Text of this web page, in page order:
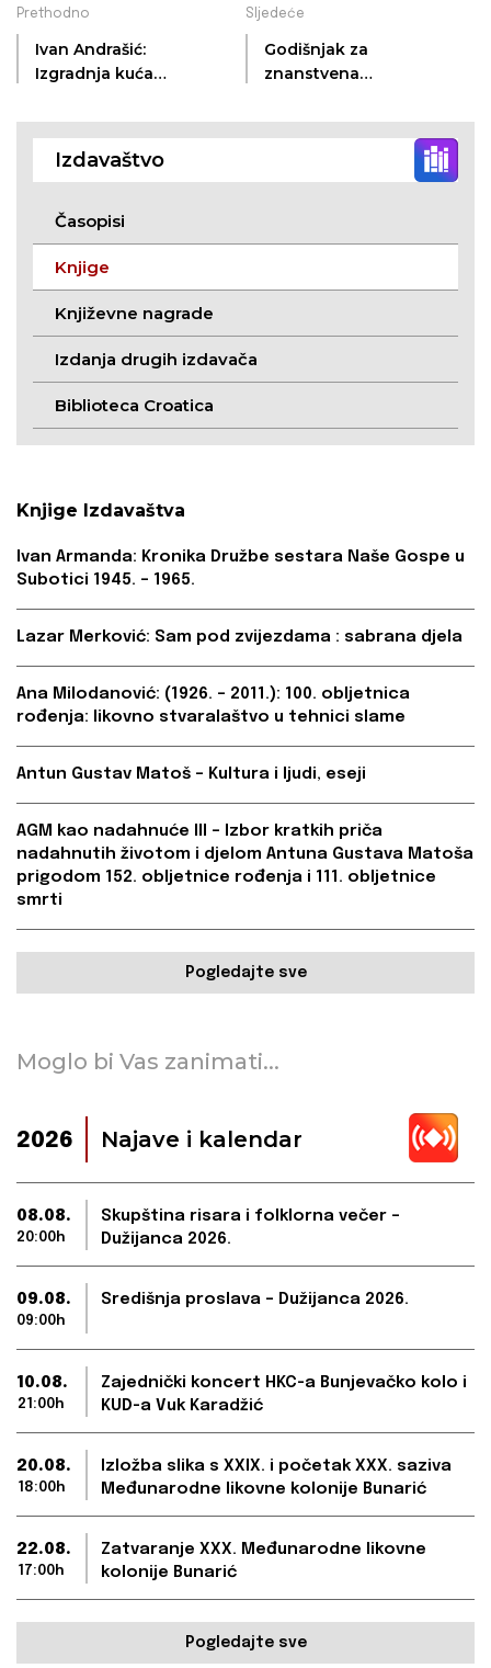
Prethodno
Ivan Andrašić:
Izgradnja kuća
stoljeću
Sljedeće
Godišnjak za
znanstvena
Izdavaštvo
Časopisi
Knjige
Književne nagrade
Izdanja drugih izdavača
Biblioteca Croatica
Knjige Izdavaštva
Ivan Armanda: Kronika Družbe sestara Naše Gospe u
Subotici 1945. – 1965.
Lazar Merković: Sam pod zvijezdama : sabrana djela
Ana Milodanović: (1926. – 2011.): 100. obljetnica
rođenja: likovno stvaralaštvo u tehnici slame
Antun Gustav Matoš – Kultura i ljudi, eseji
AGM kao nadahnuće III – Izbor kratkih priča
nadahnutih životom i djelom Antuna Gustava Matoša
prigodom 152. obljetnice rođenja i 111. obljetnice
smrti
Pogledajte sve
Moglo bi Vas zanimati...
2026 Najave i kalendar
08.08.
20:00h
Skupština risara i folklorna večer –
Dužijanca 2026.
09.08.
09:00h
Središnja proslava – Dužijanca 2026.
10.08.
21:00h
Zajednički koncert HKC-a Bunjevačko kolo i
KUD-a Vuk Karadžić
20.08.
18:00h
Izložba slika s XXIX. i početak XXX. saziva
Međunarodne likovne kolonije Bunarić
22.08.
17:00h
Zatvaranje XXX. Međunarodne likovne
kolonije Bunarić
Pogledajte sve